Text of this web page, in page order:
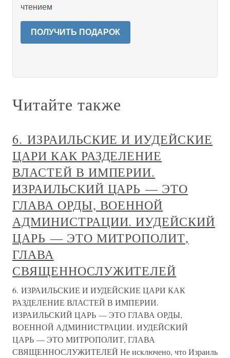
чтением
ПОЛУЧИТЬ ПОДАРОК
Читайте также
6. ИЗРАИЛЬСКИЕ И ИУДЕЙСКИЕ
ЦАРИ КАК РАЗДЕЛЕНИЕ
ВЛАСТЕЙ В ИМПЕРИИ.
ИЗРАИЛЬСКИЙ ЦАРЬ — ЭТО
ГЛАВА ОРДЫ, ВОЕННОЙ
АДМИНИСТРАЦИИ. ИУДЕЙСКИЙ
ЦАРЬ — ЭТО МИТРОПОЛИТ,
ГЛАВА
СВЯЩЕННОСЛУЖИТЕЛЕЙ
6. ИЗРАИЛЬСКИЕ И ИУДЕЙСКИЕ ЦАРИ КАК
РАЗДЕЛЕНИЕ ВЛАСТЕЙ В ИМПЕРИИ.
ИЗРАИЛЬСКИЙ ЦАРЬ — ЭТО ГЛАВА ОРДЫ,
ВОЕННОЙ АДМИНИСТРАЦИИ. ИУДЕЙСКИЙ
ЦАРЬ — ЭТО МИТРОПОЛИТ, ГЛАВА
СВЯЩЕННОСЛУЖИТЕЛЕЙ Не исключено, что Израиль